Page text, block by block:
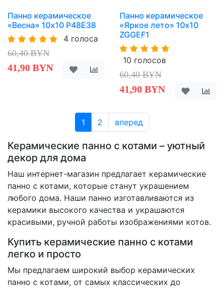
Панно керамическое
«Весна» 10х10 P48E38
4 голоса
60,40 BYN
41,90 BYN
Панно керамическое
«Яркое лето» 10х10
ZGGEF1
10 голосов
60,40 BYN
41,90 BYN
1 2 вперед
Керамические панно с котами – уютный
декор для дома
Наш интернет-магазин предлагает керамические
панно с котами, которые станут украшением
любого дома. Наши панно изготавливаются из
керамики высокого качества и украшаются
красивыми, ручной работы изображениями котов.
Купить керамические панно с котами
легко и просто
Мы предлагаем широкий выбор керамических
панно с котами, от самых классических до